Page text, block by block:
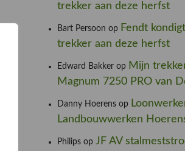
trekker aan deze herfst
Bart Persoon op Fendt
trekker aan deze herfst
Edward Bakkerop Mijn
Magnum 7250 PRO van
Danny Hoerensop
Landbouwwerken
Philipsop JF AV